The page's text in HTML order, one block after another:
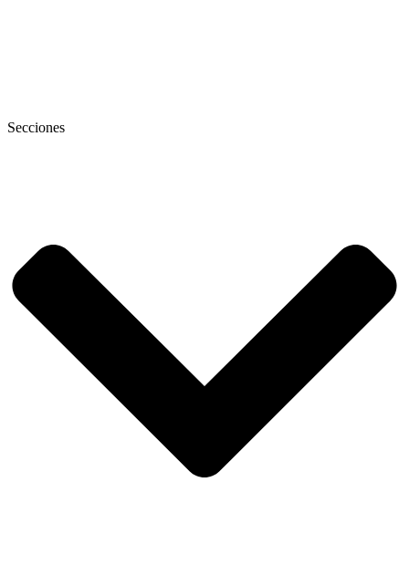
Secciones